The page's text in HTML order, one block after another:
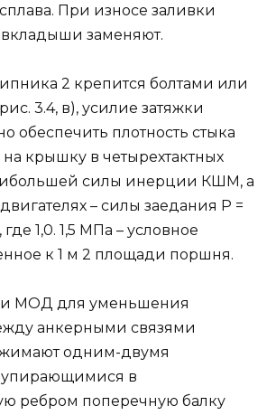
При износе заливки
заменяют.
2 крепится болтами или
3.4, в), усилие затяжки
обеспечить плотность стыка
крышку в четырехтактных
силы инерции КШМ, а
– силы заедания Р =
где 1,0. 1,5 МПа – условное
к 1 м 2 площади поршня.
МОД для уменьшения
анкерными связями
одним-двумя
упирающимися в
ребром поперечную балку